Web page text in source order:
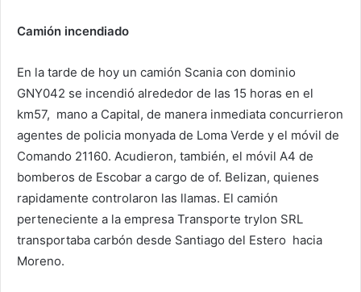
Camión incendiado
En la tarde de hoy un camión Scania con dominio
GNY042 se incendió alrededor de las 15 horas en el
km57, mano a Capital, de manera inmediata concurrieron
agentes de policia monyada de Loma Verde y el móvil de
Comando 21160. Acudieron, también, el móvil A4 de
bomberos de Escobar a cargo de of. Belizan, quienes
rapidamente controlaron las llamas. El camión
perteneciente a la empresa Transporte trylon SRL
transportaba carbón desde Santiago del Estero hacia
Moreno.